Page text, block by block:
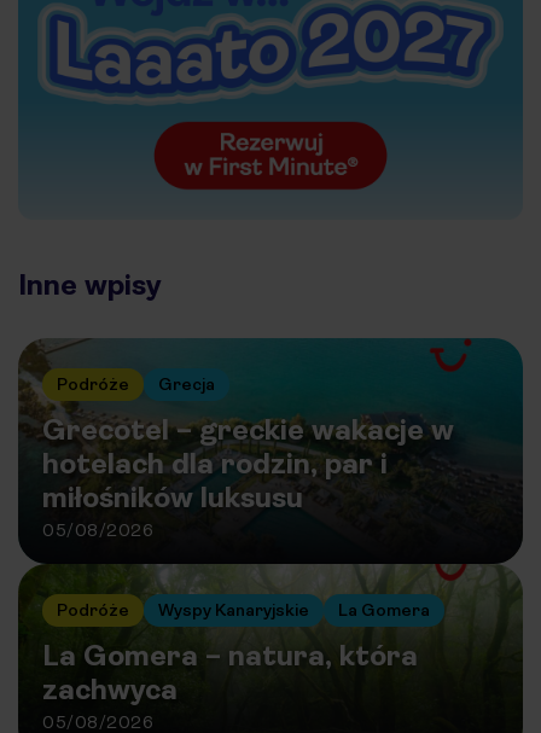
Inne wpisy
Podróże Grecja
Grecotel – greckie wakacje w
hotelach dla rodzin, par i
miłośników luksusu
05/08/2026
Podróże Wyspy Kanaryjskie La Gomera
La Gomera – natura, która
zachwyca
05/08/2026